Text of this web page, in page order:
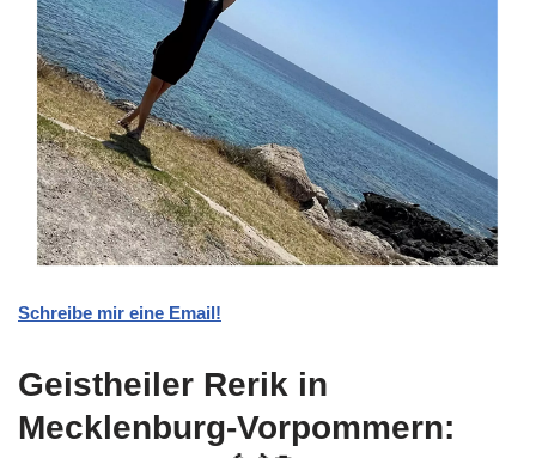
Schreibe mir eine Email!
Geistheiler Rerik in
Mecklenburg-Vorpommern: